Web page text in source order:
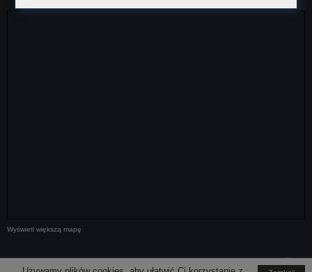
Wyświetl większą mapę
Media społecznościowe